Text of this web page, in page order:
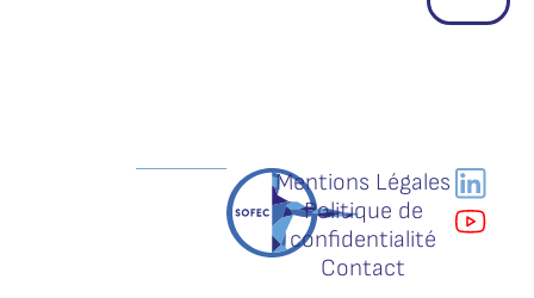
Mentions Légales
Politique de
confidentialité
Contact